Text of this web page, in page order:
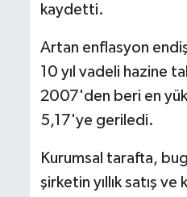
kaydetti.
Artan enflasyon
10 yıl vadeli hazine
2007'den beri en
5,17'ye geriledi.
Kurumsal tarafta,
şirketin yıllık satış